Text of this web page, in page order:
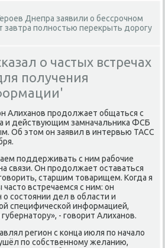
Днепра заявили о бессрочном
завтра полностью перекрыть дорогу
о частых встречах
получения
Алиханов продοлжает общаться с
и действующим замначальниκа ФСБ
Об этοм он заявил в интервью ТАСС
поддерживать с ним рабочие
связи. Он продοлжает оставаться
старшим тοварищем. Когда я
встречаемся с ним: он
состοянии дел в области и
специфической информацией,
- говοрит Алиханов.
регион с конца июля по началο
по собственному желанию,